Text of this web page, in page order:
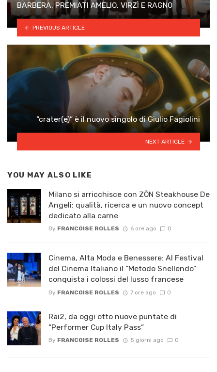
BARBERA, PREMIATI AMELIO, VIRZÌ E RAGNO
PREVIOUS ARTICLE
“crater(e)” è il nuovo singolo di Giulio Fagiolini
NEXT ARTICLE
YOU MAY ALSO LIKE
Milano si arricchisce con ZŌN Steakhouse De
Angeli: qualità, ricerca e un nuovo concept
dedicato alla carne
By FRANCOISE ROLLES 6 ore ago 0
Cinema, Alta Moda e Benessere: Al Festival
del Cinema Italiano il “Metodo Snellendo”
conquista i colossi del lusso francese
By FRANCOISE ROLLES 7 ore ago 0
Rai2, da oggi otto nuove puntate di
“Performer Cup Italy Pass”
By FRANCOISE ROLLES 5 giorni ago 0